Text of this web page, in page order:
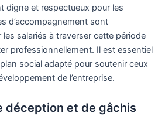
digne et respectueux pour les
d’accompagnement sont
salariés à traverser cette période
professionnellement. Il est essentiel
social adapté pour soutenir ceux
de l’entreprise.
déception et de gâchis